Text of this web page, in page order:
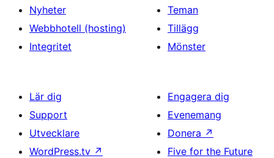
Nyheter
Webbhotell (hosting)
Integritet
Teman
Tillägg
Mönster
Lär dig
Support
Utvecklare
WordPress.tv ↗
Engagera dig
Evenemang
Donera ↗
Five for the Future